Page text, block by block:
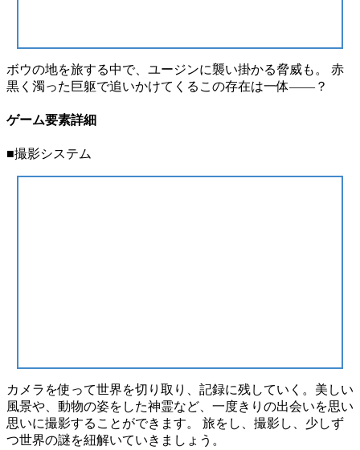
ボウの地を旅する中で、ユージンに襲い掛かる脅威も。 赤
黒く濁った巨躯で追いかけてくるこの存在は一体——？
ゲーム要素詳細
■撮影システム
カメラを使って世界を切り取り、記録に残していく。美しい
風景や、動物の姿をした神霊など、一度きりの出会いを思い
思いに撮影することができます。 旅をし、撮影し、少しず
つ世界の謎を紐解いていきましょう。